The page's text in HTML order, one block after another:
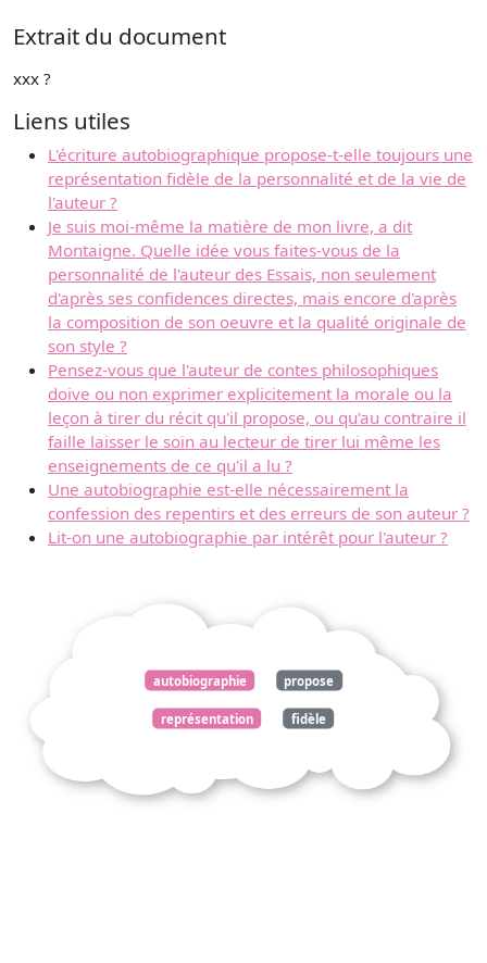
Extrait du document
xxx ?
Liens utiles
L'écriture autobiographique propose-t-elle toujours une
représentation fidèle de la personnalité et de la vie de
l'auteur ?
Je suis moi-même la matière de mon livre, a dit
Montaigne. Quelle idée vous faites-vous de la
personnalité de l'auteur des Essais, non seulement
d'après ses confidences directes, mais encore d'après
la composition de son oeuvre et la qualité originale de
son style ?
Pensez-vous que l'auteur de contes philosophiques
doive ou non exprimer explicitement la morale ou la
leçon à tirer du récit qu'il propose, ou qu'au contraire il
faille laisser le soin au lecteur de tirer lui même les
enseignements de ce qu'il a lu ?
Une autobiographie est-elle nécessairement la
confession des repentirs et des erreurs de son auteur ?
Lit-on une autobiographie par intérêt pour l'auteur ?
autobiographie propose
représentation fidèle